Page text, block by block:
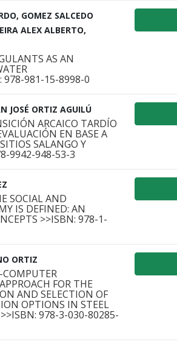
GOMEZ SALCEDO
ALEX ALBERTO,
AS AN
978-981-15-8998-0
JOSÉ ORTIZ AGUILÚ
ARCAICO TARDÍO
EN BASE A
SALANGO Y
9942-948-53-3
SOCIAL AND
IS DEFINED: AN
>>ISBN: 978-1-
ORTIZ
FOR THE
AND SELECTION OF
OPTIONS IN STEEL
978-3-030-80285-